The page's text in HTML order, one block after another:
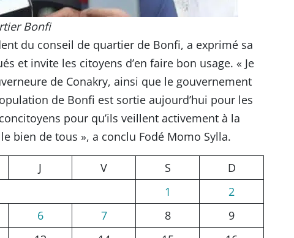
Bonfi
du conseil de quartier de Bonfi, a exprimé sa
et invite les citoyens d’en faire bon usage. « Je
de Conakry, ainsi que le gouvernement
de Bonfi est sortie aujourd’hui pour les
pour qu’ils veillent activement à la
bien de tous », a conclu Fodé Momo Sylla.
J V S
D
1
2
6 7 8
9